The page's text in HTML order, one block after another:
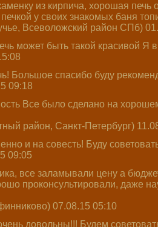
из кирпича, хорошая
у своих знакомых баня
Всеволожский район СПб)
может быть такой красивой Я
Большое спасибо буду
09:18
Все было сделано на
район, Санкт-Петербург)
и на совесть! Буду
09:05
все заламывали цену а
проконсультировали, даже
07.08.15 05:10
довольны!!! Будем